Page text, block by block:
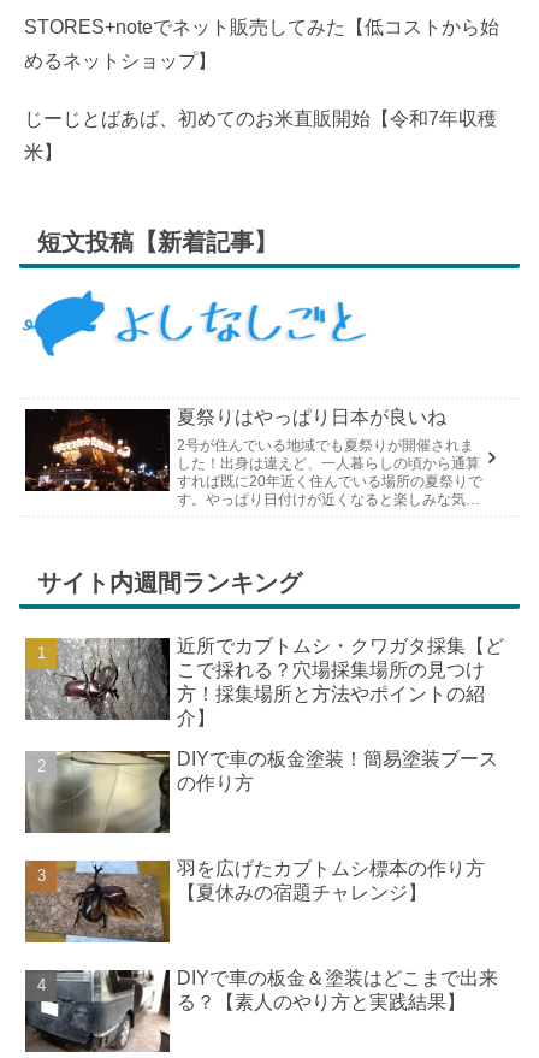
STORES+noteでネット販売してみた【低コストから始
めるネットショップ】
じーじとばあば、初めてのお米直販開始【令和7年収穫
米】
短文投稿【新着記事】
夏祭りはやっぱり日本が良いね
2号が住んでいる地域でも夏祭りが開催されま
した！出身は違えど、一人暮らしの頃から通算
すれば既に20年近く住んでいる場所の夏祭りで
す。やっぱり日付けが近くなると楽しみな気持
サイト内週間ランキング
近所でカブトムシ・クワガタ採集【ど
こで採れる？穴場採集場所の見つけ
方！採集場所と方法やポイントの紹
介】
DIYで車の板金塗装！簡易塗装ブース
の作り方
羽を広げたカブトムシ標本の作り方
【夏休みの宿題チャレンジ】
DIYで車の板金＆塗装はどこまで出来
る？【素人のやり方と実践結果】